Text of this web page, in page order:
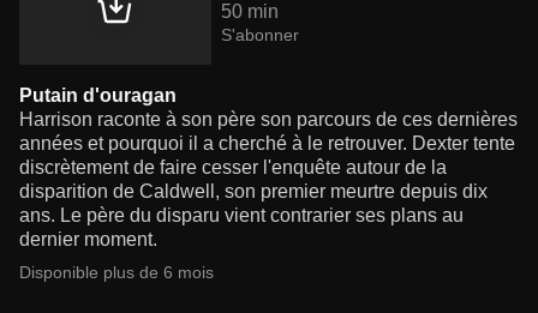
50 min
S'abonner
Putain d'ouragan
Harrison raconte à son père son parcours de ces dernières
années et pourquoi il a cherché à le retrouver. Dexter tente
discrètement de faire cesser l'enquête autour de la
disparition de Caldwell, son premier meurtre depuis dix
ans. Le père du disparu vient contrarier ses plans au
dernier moment.
Disponible plus de 6 mois